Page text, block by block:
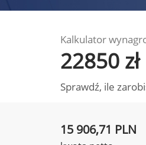
Kalkulator
22850
Sprawdź, ile
15 906,71 PLN